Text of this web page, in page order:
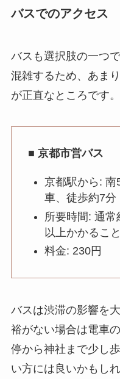
バスでのアクセス
バスも選択肢の一つ
混雑するため、あま
が正直なところです。
■ 京都市営バス
京都駅から: 南
車、徒歩約7分
所要時間: 通
以上かかること
料金: 230円
バスは渋滞の影響を
裕がない場合は電車
停から神社まで少し
い方には良いかもし